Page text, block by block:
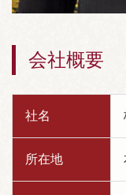
会社概要
社名
所在地